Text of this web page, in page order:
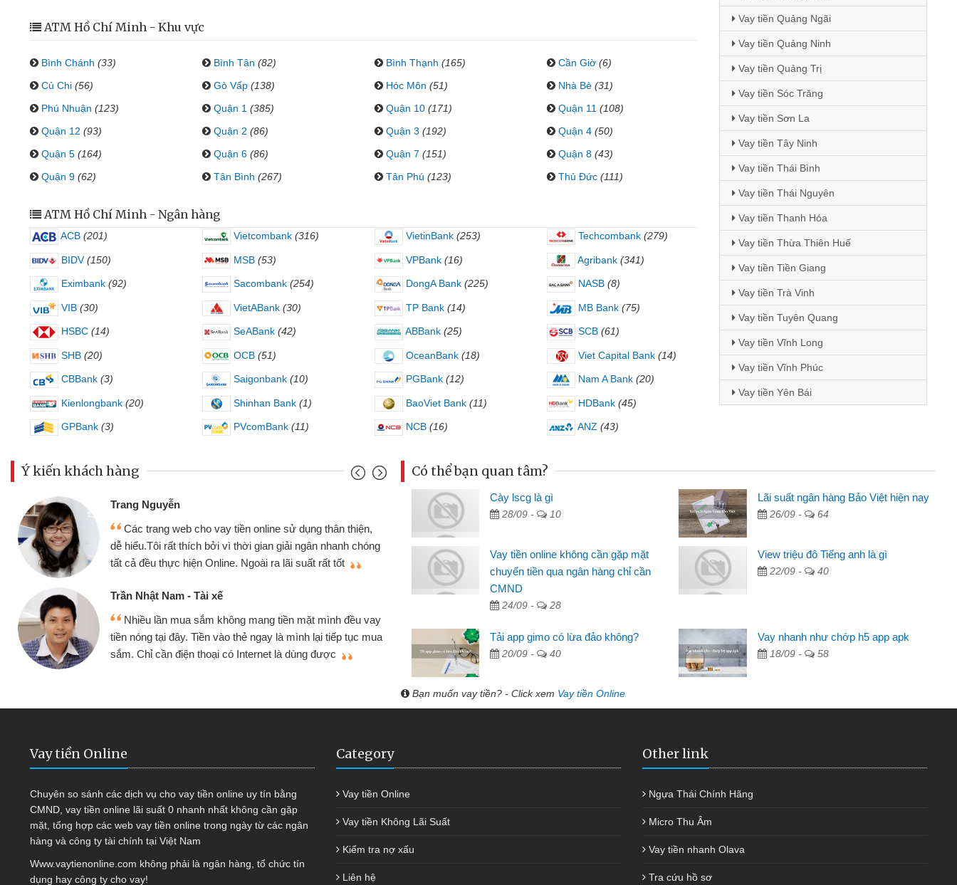
ATM Hồ Chí Minh - Khu vực
Bình Chánh (33) Bình Tân (82) Bình Thạnh (165) Cần Giờ (6)
Củ Chi (56) Gò Vấp (138) Hóc Môn (51) Nhà Bè (31)
Phú Nhuận (123) Quận 1 (385) Quận 10 (171) Quận 11 (108)
Quận 12 (93) Quận 2 (86) Quận 3 (192) Quận 4 (50)
Quận 5 (164) Quận 6 (86) Quận 7 (151) Quận 8 (43)
Quận 9 (62) Tân Bình (267) Tân Phú (123) Thủ Đức (111)
ATM Hồ Chí Minh - Ngân hàng
ACB (201) Vietcombank (316) VietinBank (253) Techcombank (279)
BIDV (150) MSB (53) VPBank (16) Agribank (341)
Eximbank (92) Sacombank (254) DongA Bank (225) NASB (8)
VIB (30) VietABank (30) TP Bank (14) MB Bank (75)
HSBC (14) SeABank (42) ABBank (25) SCB (61)
SHB (20) OCB (51) OceanBank (18) Viet Capital Bank (14)
CBBank (3) Saigonbank (10) PGBank (12) Nam A Bank (20)
Kienlongbank (20) Shinhan Bank (1) BaoViet Bank (11) HDBank (45)
GPBank (3) PVcomBank (11) NCB (16) ANZ (43)
Vay tiền Quảng Ngãi
Vay tiền Quảng Ninh
Vay tiền Quảng Trị
Vay tiền Sóc Trăng
Vay tiền Sơn La
Vay tiền Tây Ninh
Vay tiền Thái Bình
Vay tiền Thái Nguyên
Vay tiền Thanh Hóa
Vay tiền Thừa Thiên Huế
Vay tiền Tiền Giang
Vay tiền Trà Vinh
Vay tiền Tuyên Quang
Vay tiền Vĩnh Long
Vay tiền Vĩnh Phúc
Vay tiền Yên Bái
Ý kiến khách hàng
vay
Đoàn Hữu Cảnh
Mình cần tiền gấp nên định cầm cố chiếc xe wave
nhưng thật may đã có gói vay tiền bằng CMND online
không cần gặp mặt nên rất tiện lợi, sẽ giới thiệu cho bạn
Cấn Văn Lực - Tạp hóa
Tôi kinh doanh buôn bán nhỏ lẻ nhiều lúc cần vốn nhập
hàng, nhờ biết đến website qua bạn bè giới thiệu tôi đã giải
quyết được công việc của mình nhanh chóng
Mai Lan - Sinh viên
Tôi biết đến thông qua quảng cáo trên facebook. Tôi là
sinh viên nên cần đóng tiền nhà, sinh nhật bạn bè, mà đọc
thấy thủ tục nhanh gọn nên tôi quyết định vay
Lâm Minh Chánh
Mất 2 tuần các ngân hàng không ai cho vay. Trong khi
cần có 2 triệu để giải quyết việc riêng, trong 1-2 ngày tôi trả
được thôi. Cảm ơn đã giúp tôi kịp thời và nhanh chóng
Có thể bạn quan tâm?
Cày lscg là gì
28/09 - 10
Lãi suất ngân hàng Bảo Việt hiện nay
26/09 - 64
Vay tiền online không cần gặp mặt
chuyển tiền qua ngân hàng chỉ cần
CMND
24/09 - 28
View triệu đô Tiếng anh là gì
22/09 - 40
Tải app gimo có lừa đảo không?
20/09 - 40
Vay nhanh như chớp h5 app apk
18/09 - 58
Bạn muốn vay tiền? - Click xem Vay tiền Online
Vay tiền Online
Chuyên so sánh các dịch vụ cho vay tiền online uy tín bằng
CMND, vay tiền online lãi suất 0 nhanh nhất không cần gặp
mặt, tổng hợp các web vay tiền online trong ngày từ các ngân
hàng và công ty tài chính tại Việt Nam
Www.vaytienonline.com không phải là ngân hàng, tổ chức tín
dụng hay công ty cho vay!
Category
Vay tiền Online
Vay tiền Không Lãi Suất
Kiểm tra nợ xấu
Liên hệ
Other link
Ngựa Thái Chính Hãng
Micro Thu Âm
Vay tiền nhanh Olava
Tra cứu hồ sơ